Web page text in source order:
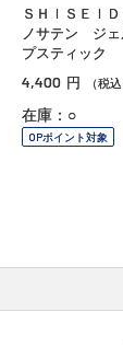
ＳＨＩＳＥＩ
ノサテン ジ
プスティック
4,400 円 （税込
在庫：○
OPポイント対象